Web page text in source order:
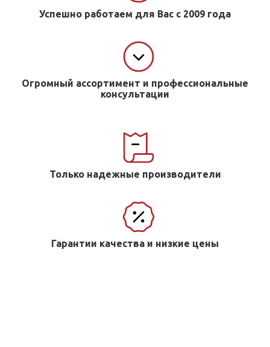
Успешно работаем для Вас с 2009 года
Огромный ассортимент и профессиональные
консультации
Только надежные производители
Гарантии качества и низкие цены